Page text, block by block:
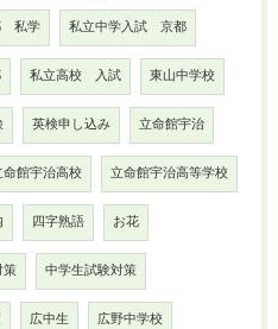
私学 私立中学入試 京都
私立高校 入試 東山中学校
英検申し込み 立命館宇治
命館宇治高校 立命館宇治高等学校
四字熟語 お花
策 中学生試験対策
広中生 広野中学校